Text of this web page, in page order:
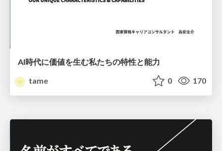
AI時代に価値を生む私たちの特性と能力
tame
0 170